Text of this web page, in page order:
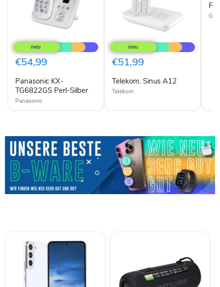
KX-
TG6822GS
Perl-
Silber
€54,99
Panasonic KX-
TG6822GS Perl-Silber
Panasonic
Sinus
A12
€51,99
Telekom. Sinus A12
Telekom